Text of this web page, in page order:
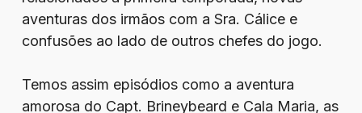
aventuras dos irmãos com a Sra. Cálice e
confusões ao lado de outros chefes do jogo.
Temos assim episódios como a aventura
amorosa do Capt. Brineybeard e Cala Maria, as